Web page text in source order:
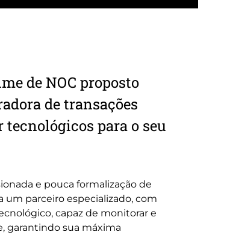
de NOC proposto
de transações
para o seu
e pouca formalização de
um parceiro especializado, com
capaz de monitorar e
garantindo sua máxima